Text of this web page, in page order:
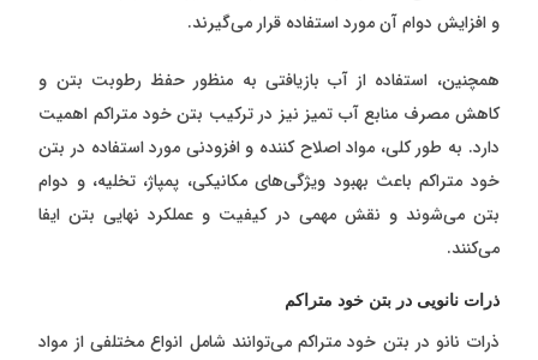
و افزایش دوام آن مورد استفاده قرار می‌گیرند.
همچنین، استفاده از آب بازیافتی به منظور حفظ رطوبت بتن و
کاهش مصرف منابع آب تمیز نیز در ترکیب بتن خود متراکم اهمیت
دارد. به طور کلی، مواد اصلاح کننده و افزودنی مورد استفاده در بتن
خود متراکم باعث بهبود ویژگی‌های مکانیکی، پمپاژ، تخلیه، و دوام
بتن می‌شوند و نقش مهمی در کیفیت و عملکرد نهایی بتن ایفا
می‌کنند.
ذرات نانویی در بتن خود متراکم
ذرات نانو در بتن خود متراکم می‌توانند شامل انواع مختلفی از مواد